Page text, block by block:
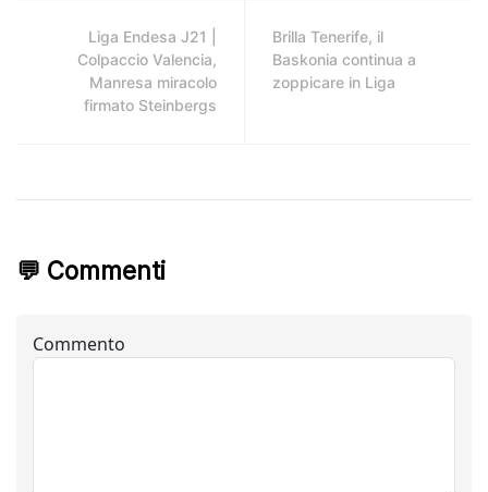
Liga Endesa J21 |
Colpaccio Valencia,
Manresa miracolo
firmato Steinbergs
Brilla Tenerife, il
Baskonia continua a
zoppicare in Liga
💬 Commenti